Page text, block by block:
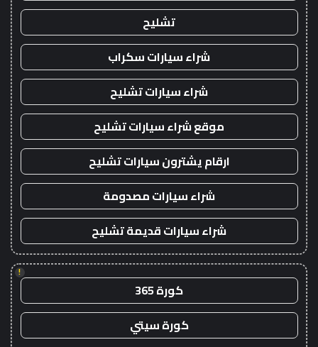
تشليح
شراء سيارات سكراب
شراء سيارات تشليح
موقع شراء سيارات تشليح
ارقام يشترون سيارات تشليح
شراء سيارات مصدومة
شراء سيارات قديمة تشليح
!
كورة 365
كورة سيتي